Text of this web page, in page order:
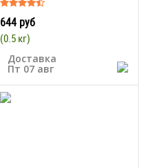
644 руб
(0.5 кг)
Доставка
Пт 07 авг